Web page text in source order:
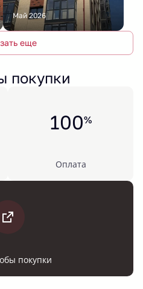
Май 2026
еще
покупки
100%
Оплата
покупки